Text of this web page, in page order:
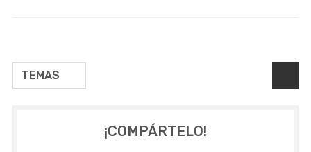
TEMAS
¡COMPÁRTELO!